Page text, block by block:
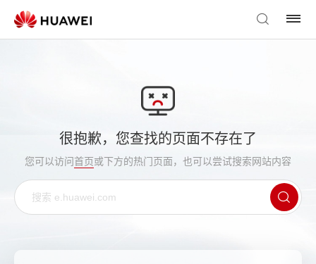
很抱歉，您查找的页面不存在了
您可以访问首页或下方的热门页面，也可以尝试搜索网站内容